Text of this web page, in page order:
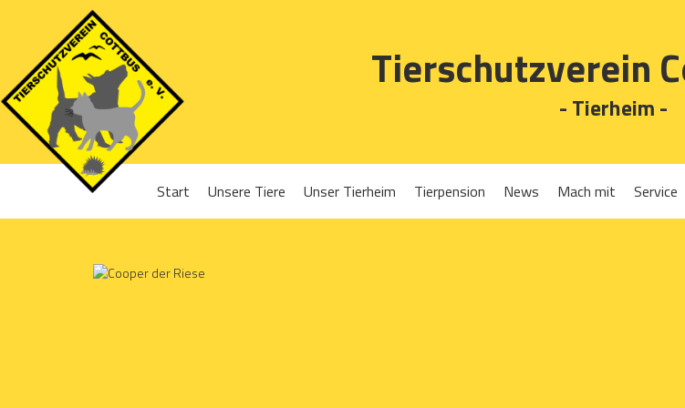
Tierschutzverein
- Tierheim -
Start Unsere Tiere Unser Tierheim Tierpension News Mach mit Service